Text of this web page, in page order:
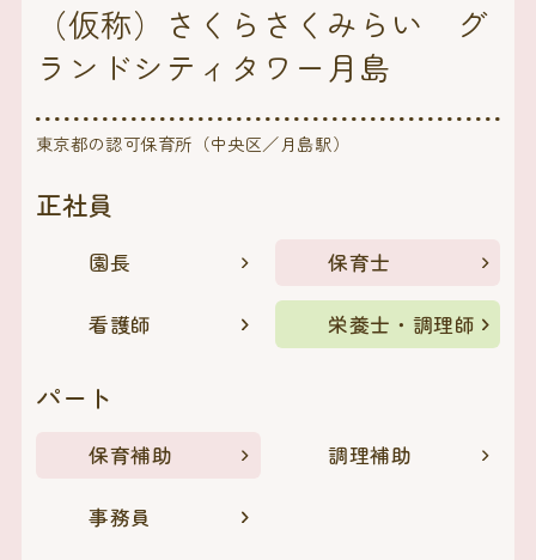
（仮称）さくらさくみらい グ
ランドシティタワー月島
東京都の認可保育所（中央区／月島駅）
正社員
園長 保育士
看護師 栄養士・調理師
パート
保育補助 調理補助
事務員